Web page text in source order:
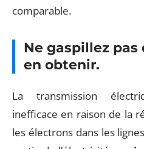
comparable.
Ne gaspillez pas
en obtenir.
La transmission
inefficace en raison de la
les électrons dans les